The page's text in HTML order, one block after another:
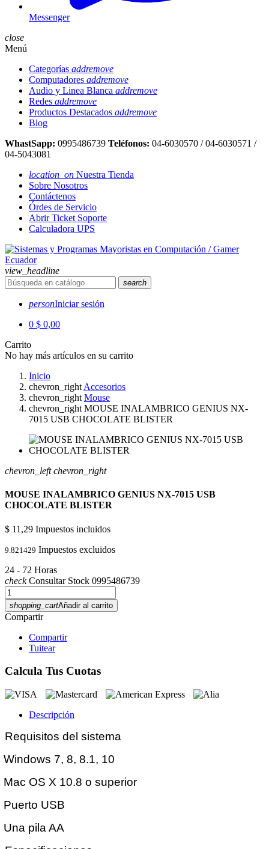
Messenger
close
Menú
Categorías addremove
Computadores addremove
Audio y Linea Blanca addremove
Redes addremove
Productos Destacados addremove
Blog
WhastSapp: 0995486739 Teléfonos: 04-6030570 / 04-6030571 /
04-5043081
location_on Nuestra Tienda
Sobre Nosotros
Contáctenos
Órdes de Servicio
Abrir Ticket Soporte
Calculadora UPS
view_headline
search
personIniciar sesión
0 $ 0,00
Carrito
No hay más artículos en su carrito
Inicio
chevron_right Accesorios
chevron_right Mouse
chevron_right MOUSE INALAMBRICO GENIUS NX-
7015 USB CHOCOLATE BLISTER
chevron_left chevron_right
MOUSE INALAMBRICO GENIUS NX-7015 USB
CHOCOLATE BLISTER
$ 11,29 Impuestos incluidos
9.821429 Impuestos excluidos
24 - 72 Horas
checkConsultar Stock 0995486739
shopping_cartAñadir al carrito
Compartir
Compartir
Tuitear
Calcula Tus Cuotas
Descripción
Requisitos del sistema
Windows 7, 8, 8.1, 10
Mac OS X 10.8 o superior
Puerto USB
Una pila AA